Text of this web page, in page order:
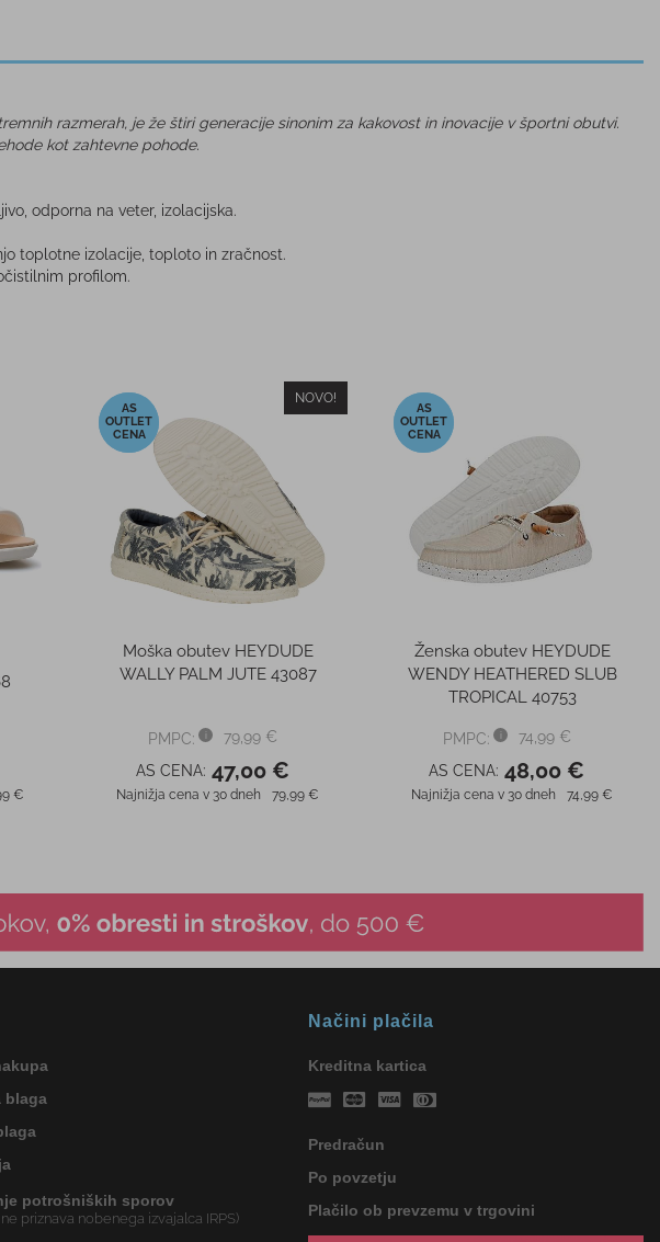
razmerah, je že štiri generacije sinonim za kakovost in inovacije v športni obutvi.
kot zahtevne pohode.
odporna na veter, izolacijska.
toplotne izolacije, toploto in zračnost.
profilom.
€
-41%
NOVO!
Moška obutev HEYDUDE
WALLY PALM JUTE 43087
PMPC:
79,99 €
AS CENA: 47,00 €
Najnižja cena v 30 dneh 79,99 €
-36%
Ženska obutev HEYDUDE
WENDY HEATHERED SLUB
TROPICAL 40753
PMPC:
74,99 €
AS CENA: 48,00 €
Najnižja cena v 30 dneh 74,99 €
blaga
potrošniških sporov
priznava nobenega izvajalca IRPS)
Načini plačila
Kreditna kartica
Predračun
Po povzetju
Plačilo ob prevzemu v trgovini